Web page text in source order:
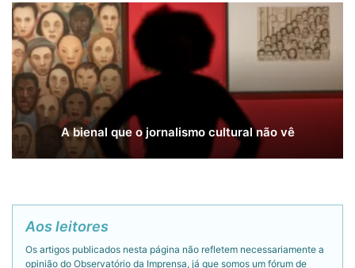
A bienal que o jornalismo cultural não vê
Aos leitores
Os artigos publicados nesta página não refletem necessariamente a
opinião do Observatório da Imprensa, já que somos um fórum de